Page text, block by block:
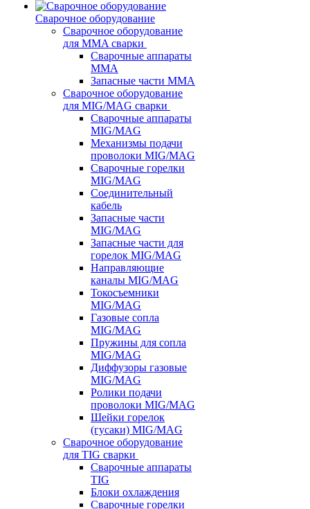
Сварочное оборудование
Сварочное оборудование
для MMA сварки
Сварочные аппараты
MMA
Запасные части MMA
Сварочное оборудование
для MIG/MAG сварки
Сварочные аппараты
MIG/MAG
Механизмы подачи
проволоки MIG/MAG
Сварочные горелки
MIG/MAG
Соединительный
кабель
Запасные части
MIG/MAG
Запасные части для
горелок MIG/MAG
Направляющие
каналы MIG/MAG
Токосъемники
MIG/MAG
Газовые сопла
MIG/MAG
Пружины для сопла
MIG/MAG
Диффузоры газовые
MIG/MAG
Ролики подачи
проволоки MIG/MAG
Шейки горелок
(гусаки) MIG/MAG
Сварочное оборудование
для TIG сварки
Сварочные аппараты
TIG
Блоки охлаждения
Сварочные горелки